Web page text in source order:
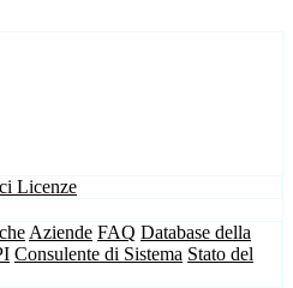
Licenze
Aziende FAQ Database della
Consulente di Sistema Stato del